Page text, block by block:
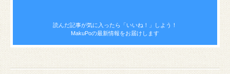
読んだ記事が気に入ったら 「いいね！」しよう！
MakuPoの最新情報をお届けします